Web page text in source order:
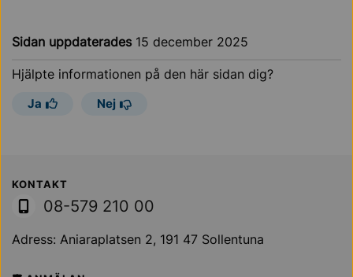
Sidan uppdaterades 15 december 2025
Hjälpte informationen på den här sidan dig?
Ja Nej
Sollentuna Kommun
KONTAKT
08-579 210 00
Adress: Aniaraplatsen 2, 191 47 Sollentuna